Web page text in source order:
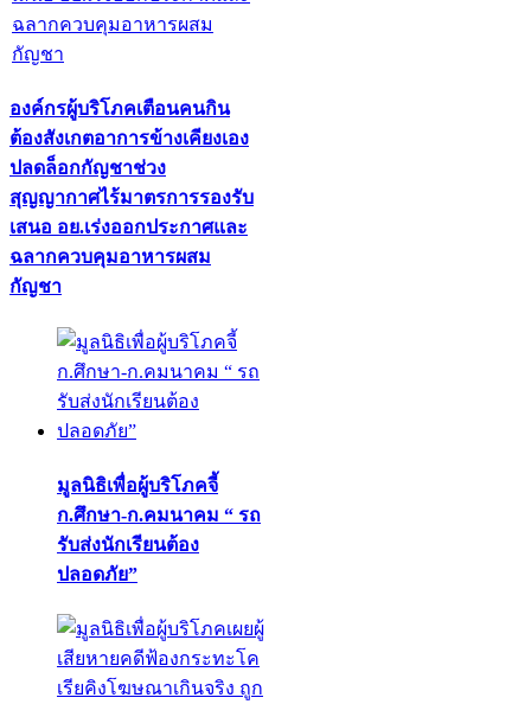
องค์กรผู้บริโภคเตือนคนกิน
ต้องสังเกตอาการข้างเคียงเอง
ปลดล็อกกัญชาช่วง
สุญญากาศไร้มาตรการรองรับ
เสนอ อย.เร่งออกประกาศและ
ฉลากควบคุมอาหารผสม
กัญชา
มูลนิธิเพื่อผู้บริโภคจี้
ก.ศึกษา-ก.คมนาคม “ รถ
รับส่งนักเรียนต้อง
ปลอดภัย”